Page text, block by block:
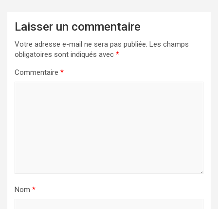
Laisser un commentaire
Votre adresse e-mail ne sera pas publiée. Les champs
obligatoires sont indiqués avec *
Commentaire *
Nom *